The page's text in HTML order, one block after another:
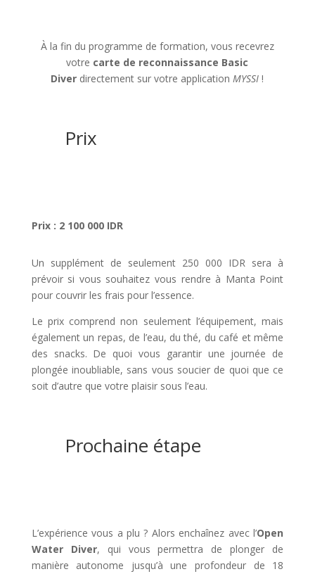
À la fin du programme de formation, vous recevrez
votre carte de reconnaissance Basic
Diver directement sur votre applicationMYSSI !
Prix
Prix : 2 100 000 IDR
Un supplément de seulement 250 000 IDR sera à
prévoir si vous souhaitez vous rendre à Manta Point
pour couvrir les frais pour l’essence.
Le prix comprend non seulement l’équipement, mais
également un repas, de l’eau, du thé, du café et même
des snacks. De quoi vous garantir une journée de
plongée inoubliable, sans vous soucier de quoi que ce
soit d’autre que votre plaisir sous l’eau.
Prochaine étape
L’expérience vous a plu ? Alors enchaînez avec l’Open
Water Diver, qui vous permettra de plonger de
manière autonome jusqu’à une profondeur de 18